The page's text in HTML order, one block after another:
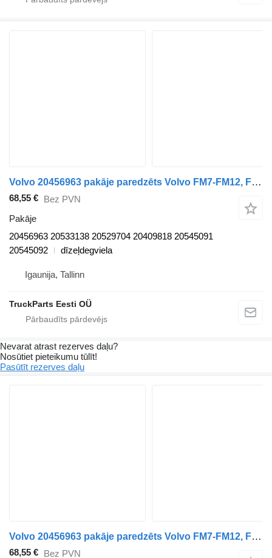
Volvo 20456963 pakāje paredzēts Volvo FM7-FM12, FM, FMX (1998-2014) vilcēja
68,55 € Bez PVN
Pakāje
20456963 20533138 20529704 20409818 20545091
20545092
dīzeļdegviela
Igaunija, Tallinn
TruckParts Eesti OÜ
Nevarat atrast rezerves daļu?
Nosūtiet pieteikumu tūlīt!
Pasūtīt rezerves daļu
Volvo 20456963 pakāje paredzēts Volvo FM7-FM12, FM, FMX (1998-2014) vilcēja
68,55 € Bez PVN